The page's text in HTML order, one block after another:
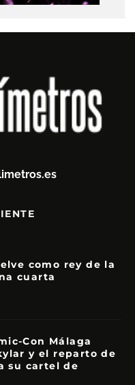
como rey de la
cuarta
Con Málaga
y el reparto de
su cartel de